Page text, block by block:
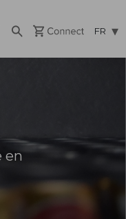
FR
en